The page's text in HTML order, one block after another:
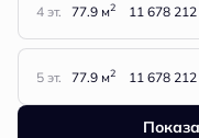
4 эт. 77.9 м2 11 678 212
5 эт. 77.9 м2 11 678 212